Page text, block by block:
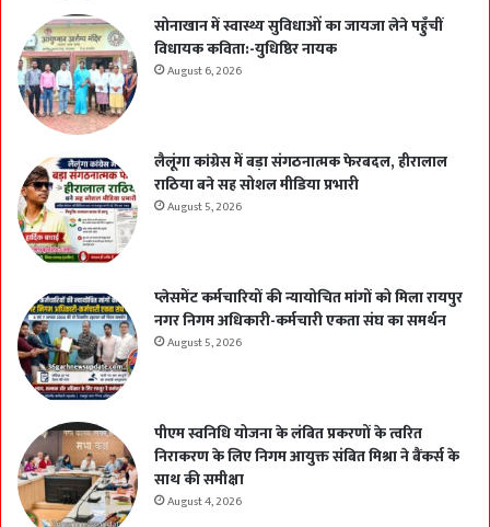
सोनाखान में स्वास्थ्य सुविधाओं का जायजा लेने पहुँचीं
विधायक कविता:-युधिष्ठिर नायक
August 6, 2026
लैलूंगा कांग्रेस में बड़ा संगठनात्मक फेरबदल, हीरालाल
राठिया बने सह सोशल मीडिया प्रभारी
August 5, 2026
प्लेसमेंट कर्मचारियों की न्यायोचित मांगों को मिला रायपुर
नगर निगम अधिकारी-कर्मचारी एकता संघ का समर्थन
August 5, 2026
पीएम स्वनिधि योजना के लंबित प्रकरणों के त्वरित
निराकरण के लिए निगम आयुक्त संबित मिश्रा ने बैंकर्स के
साथ की समीक्षा
August 4, 2026